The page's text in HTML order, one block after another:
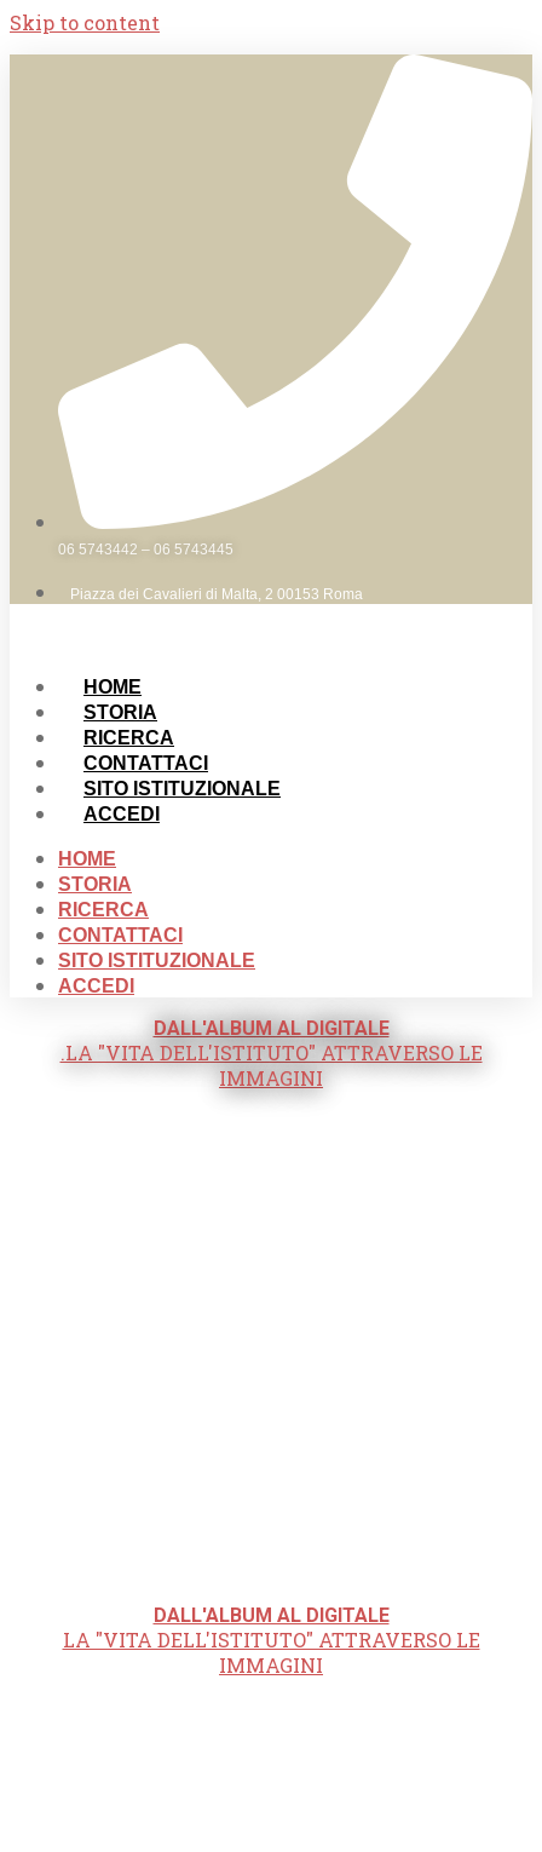
Skip to content
06 5743442 – 06 5743445
Piazza dei Cavalieri di Malta, 2 00153 Roma
HOME
STORIA
RICERCA
CONTATTACI
SITO ISTITUZIONALE
ACCEDI
HOME
STORIA
RICERCA
CONTATTACI
SITO ISTITUZIONALE
ACCEDI
DALL'ALBUM AL DIGITALE
.LA "VITA DELL'ISTITUTO" ATTRAVERSO LE
IMMAGINI
DALL'ALBUM AL DIGITALE
LA "VITA DELL'ISTITUTO" ATTRAVERSO LE
IMMAGINI